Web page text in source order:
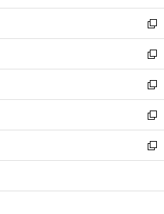
開
く
ウ
で
開
く
ン
ド
ウ
で
開
く
ウ
ィ
ン
ド
ウ
で
開
く
新
し
い
ウ
ィ
ン
ド
ウ
で
開
新
し
い
ウ
ィ
ン
ド
ウ
開
新
し
い
ウ
ィ
ン
ウ
新
し
い
ウ
ン
新
し
ウ